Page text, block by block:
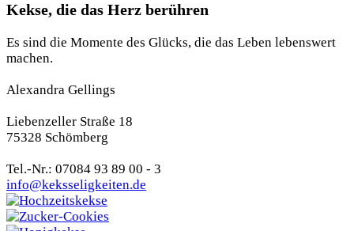
Kekse, die das Herz berühren
Es sind die Momente des Glücks, die das Leben lebenswert
machen.
Alexandra Gellings
Liebenzeller Straße 18
75328 Schömberg
Tel.-Nr.: 07084 93 89 00 - 3
info@keksseligkeiten.de